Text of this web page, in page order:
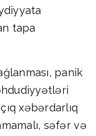
tapa
panik
xəbərdarlıq
səfər və